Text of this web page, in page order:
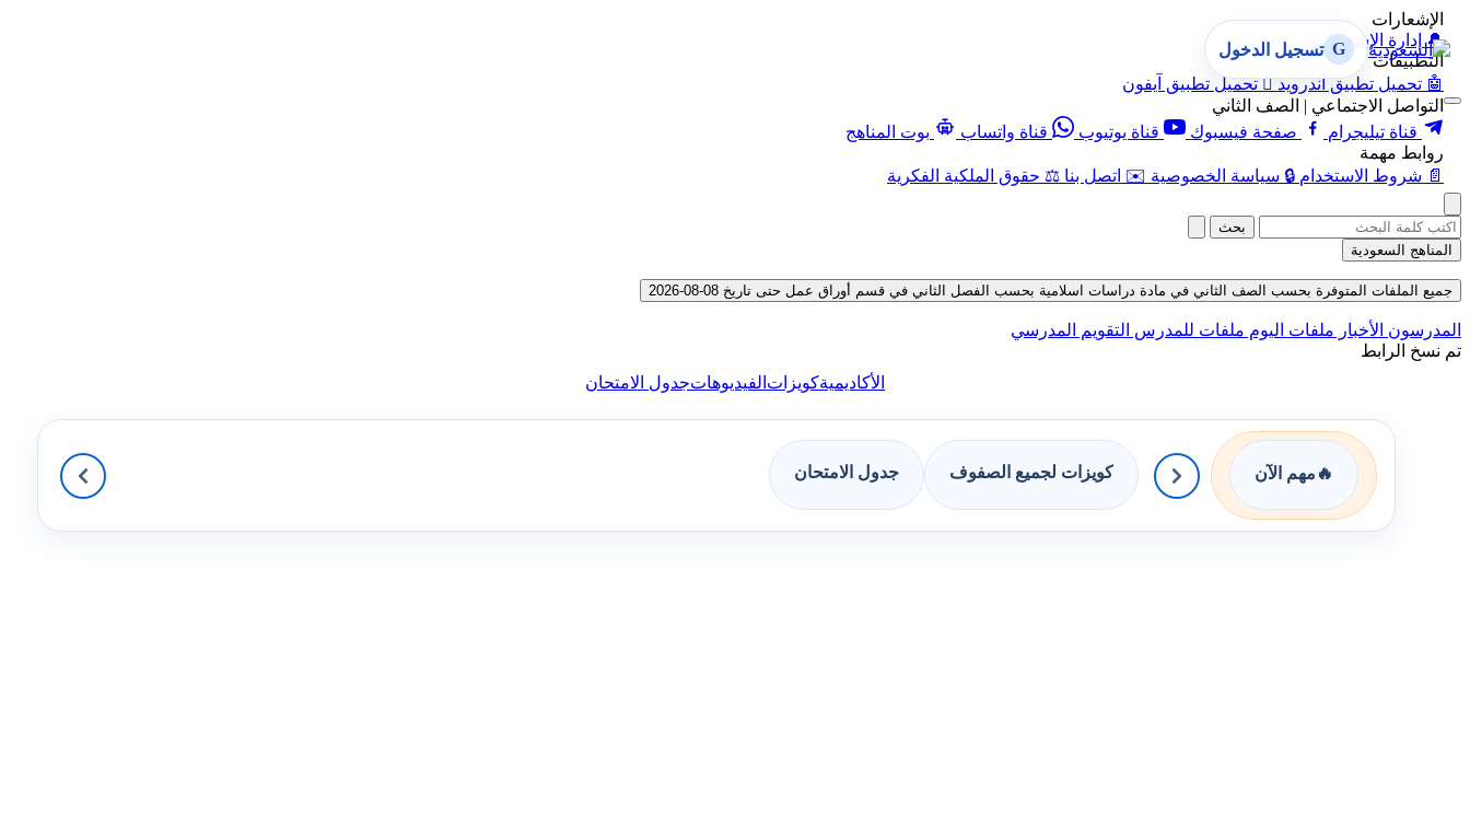
الإشعارات
🔔 إدارة الإشعارات
التطبيقات
🤖 تحميل تطبيق أندرويد  تحميل تطبيق آيفون
التواصل الاجتماعي | الصف الثاني
قناة تيليجرام
صفحة فيسبوك قناة يوتيوب قناة واتساب
بوت المناهج
روابط مهمة
📄 شروط الاستخدام 🔒 سياسة الخصوصية ✉️ اتصل بنا ⚖️ حقوق الملكية الفكرية
G تسجيل الدخول
بحث
المناهج السعودية
جميع الملفات المتوفرة بحسب الصف الثاني في مادة دراسات اسلامية بحسب الفصل الثاني في قسم أوراق عمل حتى تاريخ 08-08-2026
المدرسون الأخبار ملفات اليوم ملفات للمدرس التقويم المدرسي
تم نسخ الرابط
الأكاديميةكويزات الفيديوهاتجدول الامتحان
🔥 مهم الآن كويزات لجميع الصفوف جدول الامتحان